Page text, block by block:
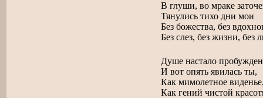
В глуши, во мраке
Тянулись тихо дни мои
Без божества, без
Без слез, без жизни, без
Душе настало
И вот опять явилась ты,
Как мимолетное
Как гений чистой